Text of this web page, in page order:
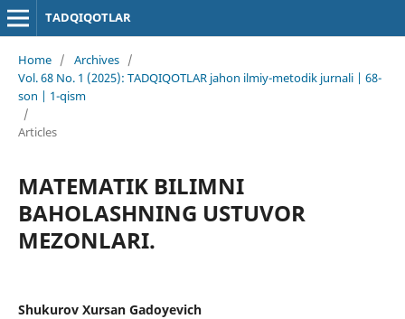
TADQIQOTLAR
Home / Archives /
Vol. 68 No. 1 (2025): TADQIQOTLAR jahon ilmiy-metodik jurnali | 68-
son | 1-qism
/
Articles
MATEMATIK BILIMNI
BAHOLASHNING USTUVOR
MEZONLARI.
Shukurov Xursan Gadoyevich